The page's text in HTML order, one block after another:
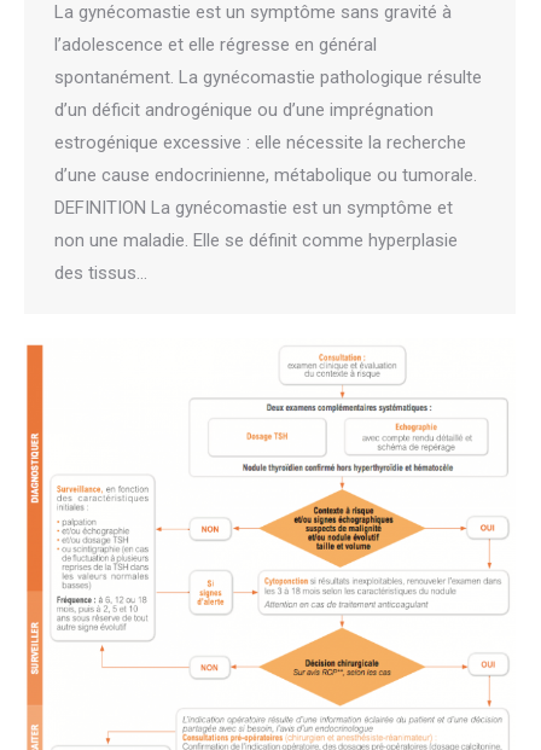
La gynécomastie est un symptôme sans gravité à
l’adolescence et elle régresse en général
spontanément. La gynécomastie pathologique résulte
d’un déficit androgénique ou d’une imprégnation
estrogénique excessive : elle nécessite la recherche
d’une cause endocrinienne, métabolique ou tumorale.
DEFINITION La gynécomastie est un symptôme et
non une maladie. Elle se définit comme hyperplasie
des tissus…